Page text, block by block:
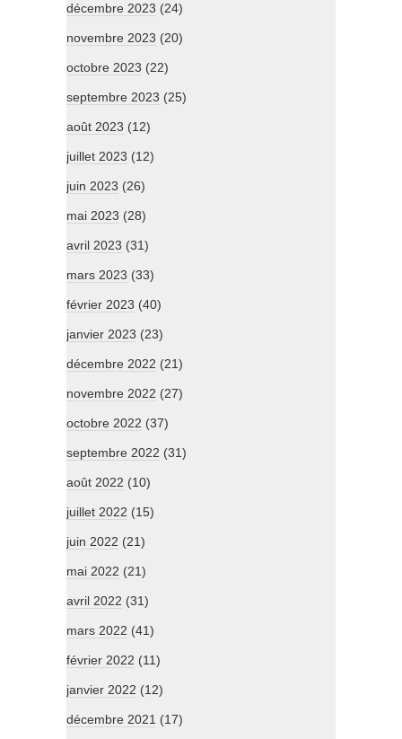
décembre 2023 (24)
novembre 2023 (20)
octobre 2023 (22)
septembre 2023 (25)
août 2023 (12)
juillet 2023 (12)
juin 2023 (26)
mai 2023 (28)
avril 2023 (31)
mars 2023 (33)
février 2023 (40)
janvier 2023 (23)
décembre 2022 (21)
novembre 2022 (27)
octobre 2022 (37)
septembre 2022 (31)
août 2022 (10)
juillet 2022 (15)
juin 2022 (21)
mai 2022 (21)
avril 2022 (31)
mars 2022 (41)
février 2022 (11)
janvier 2022 (12)
décembre 2021 (17)